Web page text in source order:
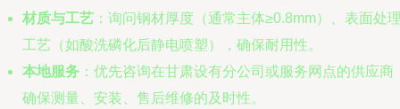
材质与工艺 ：询问钢材厚度（通常主体≥0.8mm）、表面处
工艺（如酸洗磷化后静电喷塑），确保耐用性。
本地服务 ：优先咨询在甘肃设有分公司或服务网点的供应商
确保测量、安装、售后维修的及时性。